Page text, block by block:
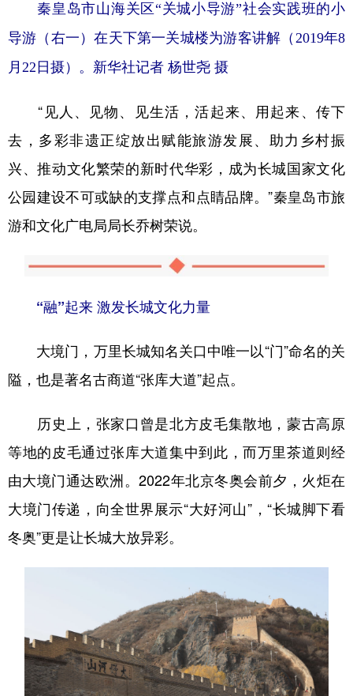
秦皇岛市山海关区“关城小导游”社会实践班的小
导游（右一）在天下第一关城楼为游客讲解（2019年8
月22日摄）。新华社记者 杨世尧 摄
“见人、见物、见生活，活起来、用起来、传下
去，多彩非遗正绽放出赋能旅游发展、助力乡村振
兴、推动文化繁荣的新时代华彩，成为长城国家文化
公园建设不可或缺的支撑点和点睛品牌。”秦皇岛市旅
游和文化广电局局长乔树荣说。
“融”起来 激发长城文化力量
大境门，万里长城知名关口中唯一以“门”命名的关
隘，也是著名古商道“张库大道”起点。
历史上，张家口曾是北方皮毛集散地，蒙古高原
等地的皮毛通过张库大道集中到此，而万里茶道则经
由大境门通达欧洲。2022年北京冬奥会前夕，火炬在
大境门传递，向全世界展示“大好河山”，“长城脚下看
冬奥”更是让长城大放异彩。